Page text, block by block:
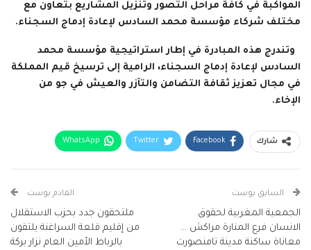
المواكبة في كافة مراحل التصور وتنزيل المشاريع بتعاون مع
مختلف شركاء مؤسسة محمد السادس لإعادة إدماج السجناء.
وتندرج هذه المبادرة في إطار استراتيجية مؤسسة محمد
السادس لإعادة إدماج السجناء، الرامية إلى ترسيخ قيم المملكة
في مجال تعزيز ثقافة التضامن والتآزر والعيش في جو من
الإخاء.
شارك Facebook
Twitter
WhatsApp
Telegram
السابق بوست
الجمعية المغربية لحقوق
الانسان فرع المنارة مراكش …
معاناة ساكنة مدينة تامنصورت
القادم بوست
ملتحقون جدد بحزب الاستقلال
من إقليم قلعة السراغنة يلتقون
بالرباط الأمين العام نزار بركة